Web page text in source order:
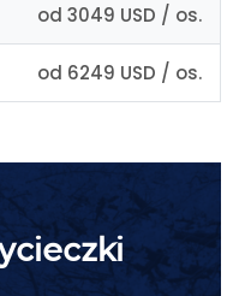
od 3049 USD / os.
od 6249 USD / os.